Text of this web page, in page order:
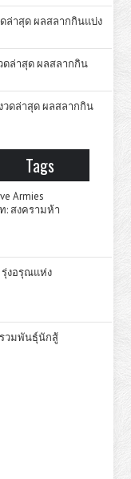
ล่าสุด ผลสลากกินแบ่ง
ดล่าสุด ผลสลากกิน
วดล่าสุด ผลสลากกิน
Tags
Armies
: สงครามห้า
รุ่งอรุณแห่ง
รวมพันธุ์นักสู้